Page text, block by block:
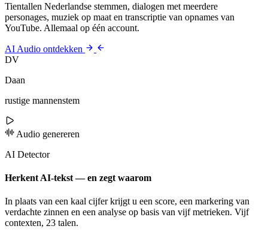
Tientallen Nederlandse stemmen, dialogen met meerdere
personages, muziek op maat en transcriptie van opnames van
YouTube. Allemaal op één account.
AI Audio ontdekken
DV
Daan
rustige mannenstem
Audio genereren
AI Detector
Herkent AI-tekst — en zegt waarom
In plaats van een kaal cijfer krijgt u een score, een markering van
verdachte zinnen en een analyse op basis van vijf metrieken. Vijf
contexten, 23 talen.